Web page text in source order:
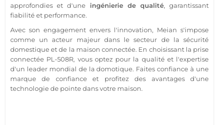
approfondies et d'une ingénierie de qualité, garantissant
fiabilité et performance.
Avec son engagement envers l'innovation, Meian s'impose
comme un acteur majeur dans le secteur de la sécurité
domestique et de la maison connectée. En choisissant la prise
connectée PL-508R, vous optez pour la qualité et l'expertise
d'un leader mondial de ladomotique. Faites confiance à une
marque de confiance et profitez des avantages d'une
technologie de pointe dans votre maison.